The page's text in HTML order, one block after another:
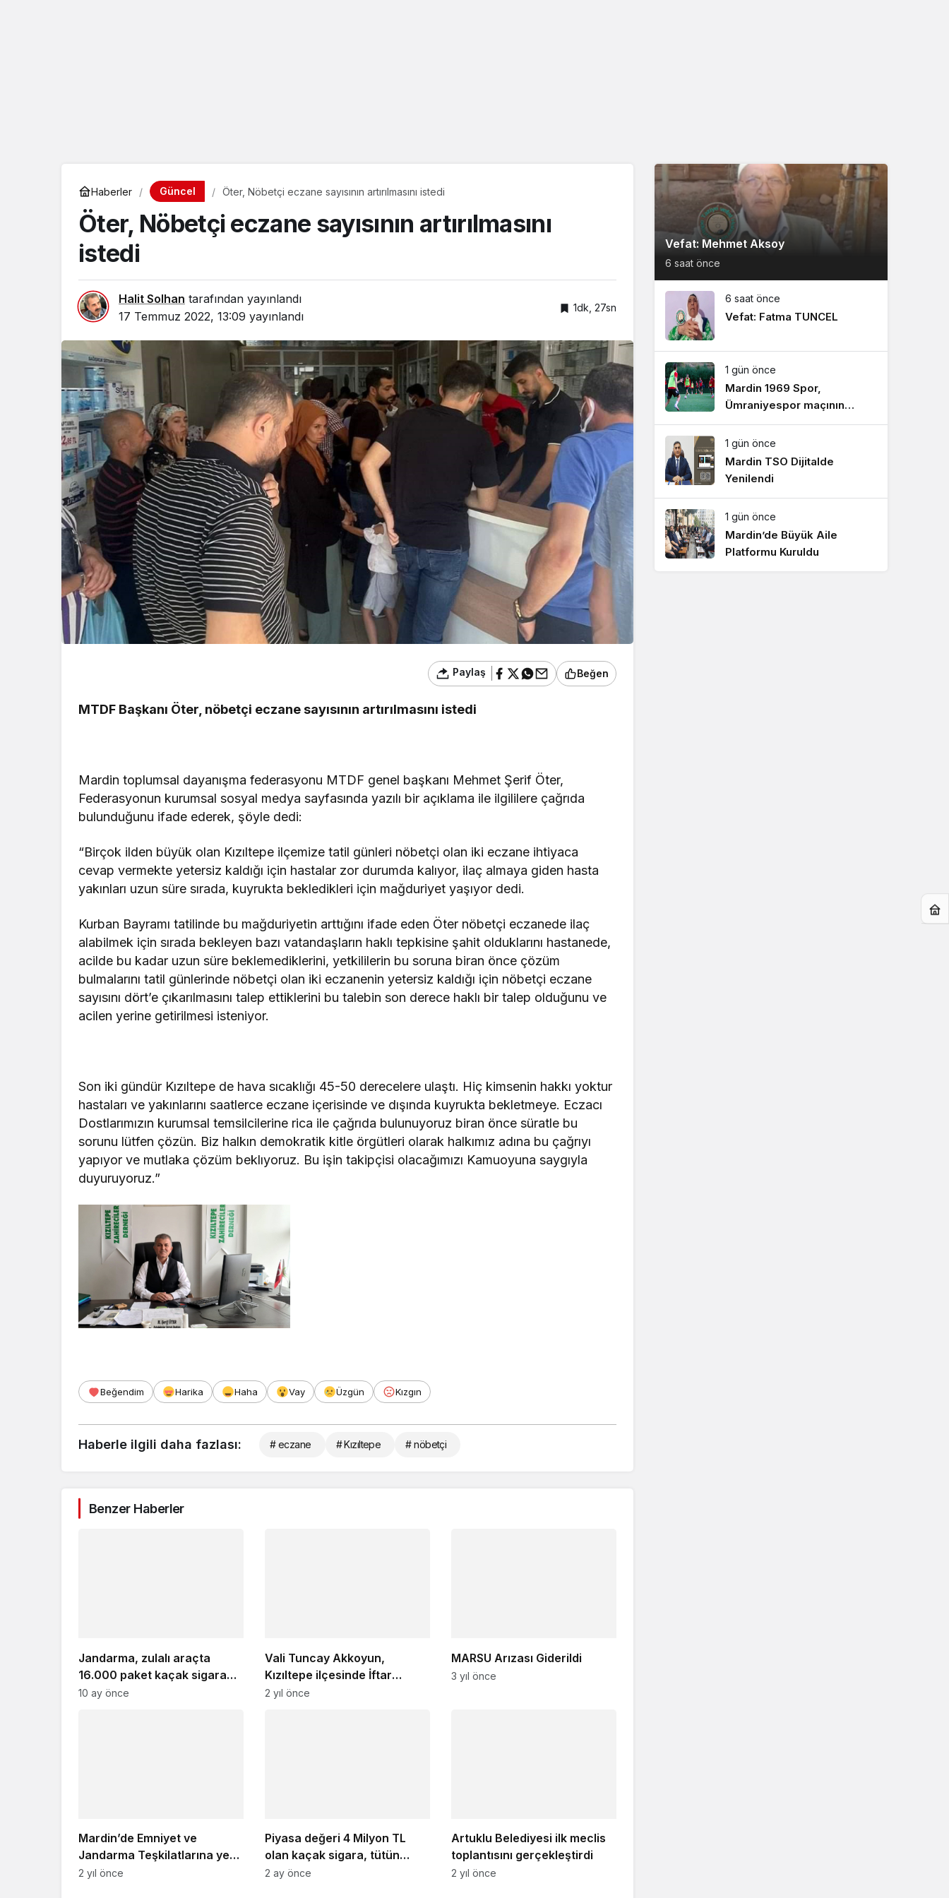
Haberler Güncel Öter, Nöbetçi eczane sayısının artırılmasını istedi
Öter, Nöbetçi eczane sayısının artırılmasını
istedi
Halit Solhan tarafından yayınlandı
17 Temmuz 2022, 13:09 yayınlandı
1dk, 27sn
Paylaş Beğen
MTDF Başkanı Öter, nöbetçi eczane sayısının artırılmasını istedi
Mardin toplumsal dayanışma federasyonu MTDF genel başkanı Mehmet Şerif Öter,
Federasyonun kurumsal sosyal medya sayfasında yazılı bir açıklama ile ilgililere çağrıda
bulunduğunu ifade ederek, şöyle dedi:
“Birçok ilden büyük olan Kızıltepe ilçemize tatil günleri nöbetçi olan iki eczane ihtiyaca
cevap vermekte yetersiz kaldığı için hastalar zor durumda kalıyor, ilaç almaya giden hasta
yakınları uzun süre sırada, kuyrukta bekledikleri için mağduriyet yaşıyor dedi.
Kurban Bayramı tatilinde bu mağduriyetin arttığını ifade eden Öter nöbetçi eczanede ilaç
alabilmek için sırada bekleyen bazı vatandaşların haklı tepkisine şahit olduklarını hastanede,
acilde bu kadar uzun süre beklemediklerini, yetkililerin bu soruna biran önce çözüm
bulmalarını tatil günlerinde nöbetçi olan iki eczanenin yetersiz kaldığı için nöbetçi eczane
sayısını dört’e çıkarılmasını talep ettiklerini bu talebin son derece haklı bir talep olduğunu ve
acilen yerine getirilmesi isteniyor.
Son iki gündür Kızıltepe de hava sıcaklığı 45-50 derecelere ulaştı. Hiç kimsenin hakkı yoktur
hastaları ve yakınlarını saatlerce eczane içerisinde ve dışında kuyrukta bekletmeye. Eczacı
Dostlarımızın kurumsal temsilcilerine rica ile çağrıda bulunuyoruz biran önce süratle bu
sorunu lütfen çözün. Biz halkın demokratik kitle örgütleri olarak halkımız adına bu çağrıyı
yapıyor ve mutlaka çözüm beklıyoruz. Bu işin takipçisi olacağımızı Kamuoyuna saygıyla
duyuruyoruz.”
Beğendim Harika Haha Vay Üzgün Kızgın
Haberle ilgili daha fazlası: # eczane # Kızıltepe # nöbetçi
Benzer Haberler
Jandarma, zulalı araçta
16.000 paket kaçak sigara
ele geçirdi
10 ay önce
Vali Tuncay Akkoyun,
Kızıltepe ilçesinde İftar
Programına katıldı
2 yıl önce
MARSU Arızası Giderildi
3 yıl önce
Mardin’de Emniyet ve
Jandarma Teşkilatlarına yeni
araç teslimi
2 yıl önce
Piyasa değeri 4 Milyon TL
olan kaçak sigara, tütün
mamulleri ve nargile tütünü
2 ay önce
Artuklu Belediyesi ilk meclis
toplantısını gerçekleştirdi
2 yıl önce
Vefat: Mehmet Aksoy
6 saat önce
6 saat önce
Vefat: Fatma TUNCEL
1 gün önce
Mardin 1969 Spor,
Ümraniyespor maçının
hazırlıklarını sürdürdü
1 gün önce
Mardin TSO Dijitalde
Yenilendi
1 gün önce
Mardin’de Büyük Aile
Platformu Kuruldu